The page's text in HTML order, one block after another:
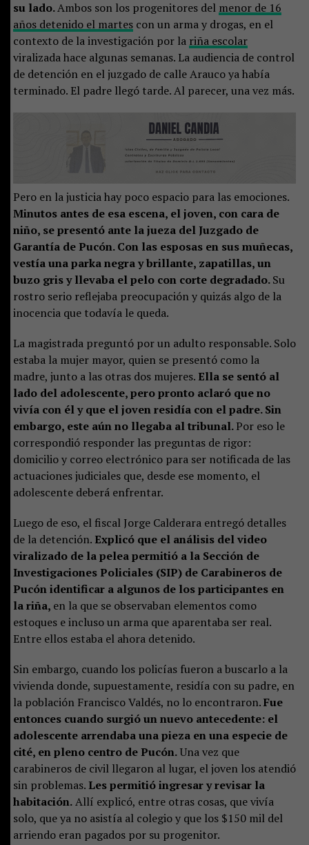
su lado.Ambos son los progenitores del menor de 16
años detenido el martescon un arma y drogas, en el
contexto de la investigación por la riña escolar
viralizada hace algunas semanas. La audiencia de control
de detención en el juzgado de calle Arauco ya había
terminado. El padre llegó tarde. Al parecer, una vez más.
Pero en la justicia hay poco espacio para las emociones.
Minutos antes de esa escena, el joven, con cara de
niño, se presentó ante la jueza del Juzgado de
Garantía de Pucón. Con las esposas en sus muñecas,
vestía una parka negra y brillante, zapatillas, un
buzo gris y llevaba el pelo con corte degradado.Su
rostro serio reflejaba preocupación y quizás algo de la
inocencia que todavía le queda.
La magistrada preguntó por un adulto responsable. Solo
estaba la mujer mayor, quien se presentó como la
madre, junto a las otras dos mujeres. Ella se sentó al
lado del adolescente, pero pronto aclaró que no
vivía con él y que el joven residía con el padre. Sin
embargo, este aún no llegaba al tribunal.Por eso le
correspondió responder las preguntas de rigor:
domicilio y correo electrónico para ser notificada de las
actuaciones judiciales que, desde ese momento, el
adolescente deberá enfrentar.
Luego de eso, el fiscal Jorge Calderara entregó detalles
de la detención. Explicó que el análisis del video
viralizado de la pelea permitió a la Sección de
Investigaciones Policiales (SIP) de Carabineros de
Pucón identificar a algunos de los participantes en
la riña, en la que se observaban elementos como
estoques e incluso un arma que aparentaba ser real.
Entre ellos estaba el ahora detenido.
Sin embargo, cuando los policías fueron a buscarlo a la
vivienda donde, supuestamente, residía con su padre, en
la población Francisco Valdés, no lo encontraron.Fue
entonces cuando surgió un nuevo antecedente: el
adolescente arrendaba una pieza en una especie de
cité, en pleno centro de Pucón.Una vez que
carabineros de civil llegaron al lugar, el joven los atendió
sin problemas. Les permitió ingresar y revisar la
habitación.Allí explicó, entre otras cosas, que vivía
solo, que ya no asistía al colegio y que los $150 mil del
arriendo eran pagados por su progenitor.